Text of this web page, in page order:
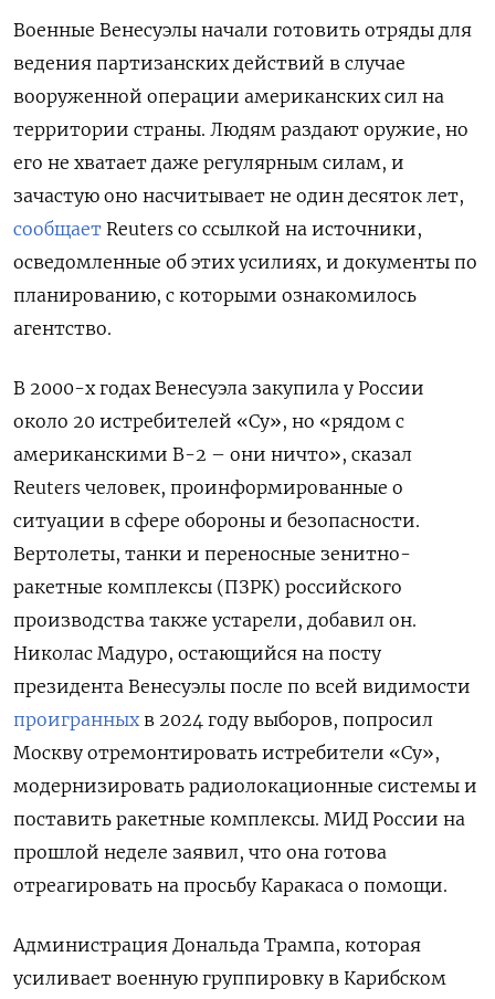
Военные Венесуэлы начали готовить отряды для
ведения партизанских действий в случае
вооруженной операции американских сил на
территории страны. Людям раздают оружие, но
его не хватает даже регулярным силам, и
зачастую оно насчитывает не один десяток лет,
сообщает Reuters со ссылкой на источники,
осведомленные об этих усилиях, и документы по
планированию, с которыми ознакомилось
агентство.
В 2000-х годах Венесуэла закупила у России
около 20 истребителей «Су», но «рядом с
американскими B-2 – они ничто», сказал
Reuters человек, проинформированные о
ситуации в сфере обороны и безопасности.
Вертолеты, танки и переносные зенитно-
ракетные комплексы (ПЗРК) российского
производства также устарели, добавил он.
Николас Мадуро, остающийся на посту
президента Венесуэлы после по всей видимости
проигранныхв 2024 году выборов, попросил
Москву отремонтировать истребители «Су»,
модернизировать радиолокационные системы и
поставить ракетные комплексы. МИД России на
прошлой неделе заявил, что она готова
отреагировать на просьбу Каракаса о помощи.
Администрация Дональда Трампа, которая
усиливает военную группировку в Карибском